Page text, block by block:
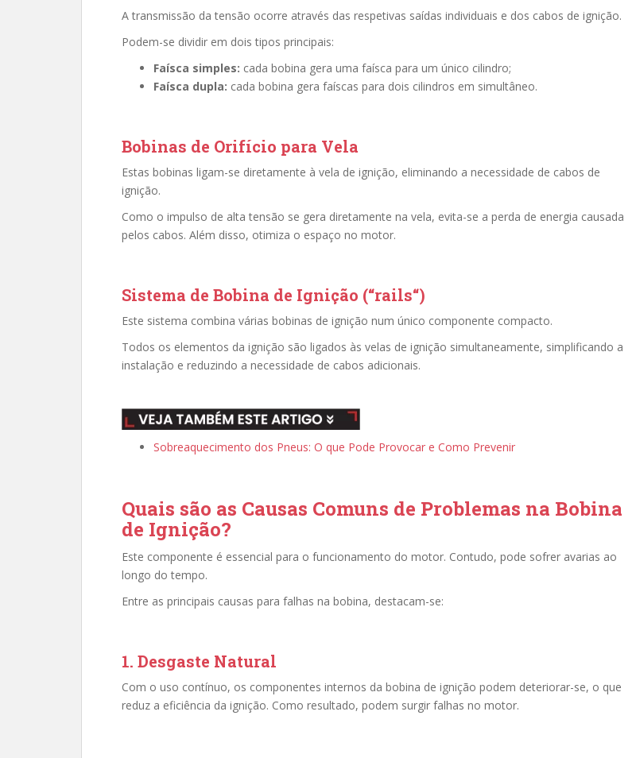
A transmissão da tensão ocorre através das respetivas saídas individuais e dos cabos de ignição.
Podem-se dividir em dois tipos principais:
Faísca simples: cada bobina gera uma faísca para um único cilindro;
Faísca dupla: cada bobina gera faíscas para dois cilindros em simultâneo.
Bobinas de Orifício para Vela
Estas bobinas ligam-se diretamente à vela de ignição, eliminando a necessidade de cabos de
ignição.
Como o impulso de alta tensão se gera diretamente na vela, evita-se a perda de energia causada
pelos cabos. Além disso, otimiza o espaço no motor.
Sistema de Bobina de Ignição (“rails“)
Este sistema combina várias bobinas de ignição num único componente compacto.
Todos os elementos da ignição são ligados às velas de ignição simultaneamente, simplificando a
instalação e reduzindo a necessidade de cabos adicionais.
Sobreaquecimento dos Pneus: O que Pode Provocar e Como Prevenir
Quais são as Causas Comuns de Problemas na Bobina
de Ignição?
Este componente é essencial para o funcionamento do motor. Contudo, pode sofrer avarias ao
longo do tempo.
Entre as principais causas para falhas na bobina, destacam-se:
1. Desgaste Natural
Com o uso contínuo, os componentes internos da bobina de ignição podem deteriorar-se, o que
reduz a eficiência da ignição. Como resultado, podem surgir falhas no motor.